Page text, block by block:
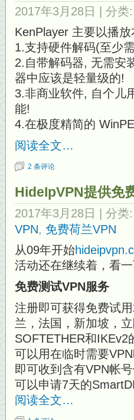
2017年3月28日 | 分类:
KenPlayer 主要以播
1.支持硬件解码(至少
2.自带解码器, 无需安
器中应该是轻量级的!
3.非商业软件, 自个儿
能!
4.在极度精简的
阅读全文…
2 条评论
HideIpVPN提供免
2017年3月28日 | 分类:
VPN, 免费荷兰VPN
从09年开始
活动还在继续着，看
免费测试VPN服务
注册即可获得免费试
兰，法国，新加坡，
SOFTETHER和IKEv2
可以用在临时需要VPN
即可收到含有VPN帐
可以申请7天的
阅读全文…